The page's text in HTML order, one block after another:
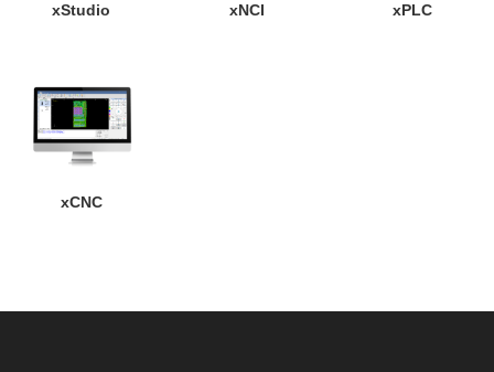
xStudio xNCI xPLC
xCNC